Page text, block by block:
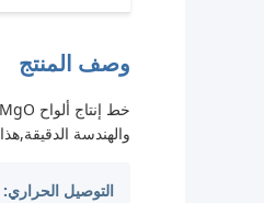
وصف المنتج
والهندسة
التوصيل الحراري: